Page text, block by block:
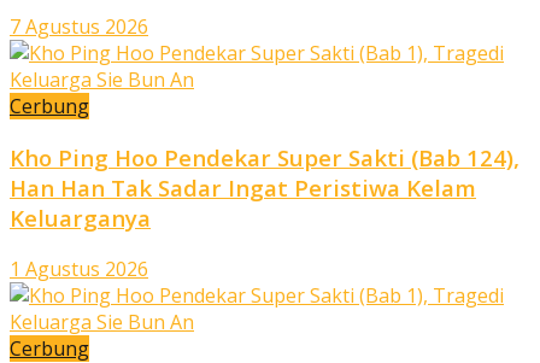
7 Agustus 2026
Cerbung
Kho Ping Hoo Pendekar Super Sakti (Bab 124),
Han Han Tak Sadar Ingat Peristiwa Kelam
Keluarganya
1 Agustus 2026
Cerbung